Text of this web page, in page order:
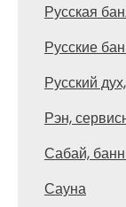
Русская
Русские
Русский
Рэн,
Сабай,
Сауна